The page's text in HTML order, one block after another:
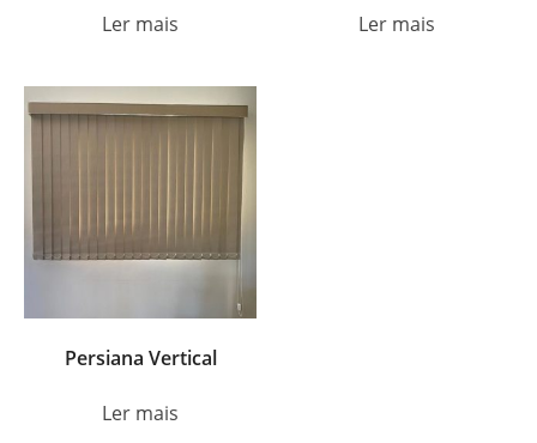
Ler mais Ler mais
Persiana Vertical
Ler mais